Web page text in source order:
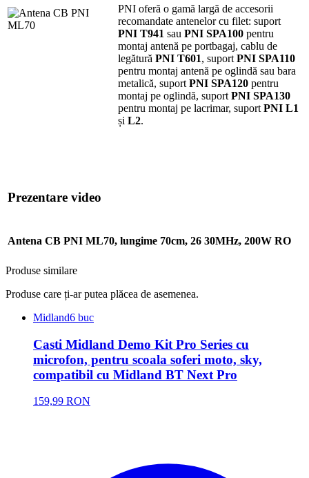
PNI oferă o gamă largă de accesorii
recomandate antenelor cu filet: suport
PNI T941 sau PNI SPA100 pentru
montaj antenă pe portbagaj, cablu de
legătură PNI T601, suport PNI SPA110
pentru montaj antenă pe oglindă sau bara
metalică, suport PNI SPA120 pentru
montaj pe oglindă, suport PNI SPA130
pentru montaj pe lacrimar, suport PNI L1
și L2.
Prezentare video
Antena CB PNI ML70, lungime 70cm, 26 30MHz, 200W RO
Produse similare
Produse care ți-ar putea plăcea de asemenea.
Midland6 buc
Casti Midland Demo Kit Pro Series cu
microfon, pentru scoala soferi moto, sky,
compatibil cu Midland BT Next Pro
159,99 RON